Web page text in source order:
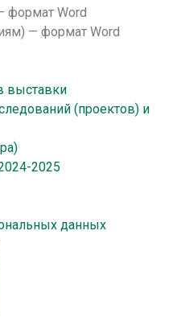
формат Word
— формат Word
выставки
(проектов) и
2025
данных